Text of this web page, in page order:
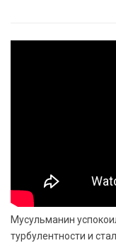
Мусульманин
турбулентности и